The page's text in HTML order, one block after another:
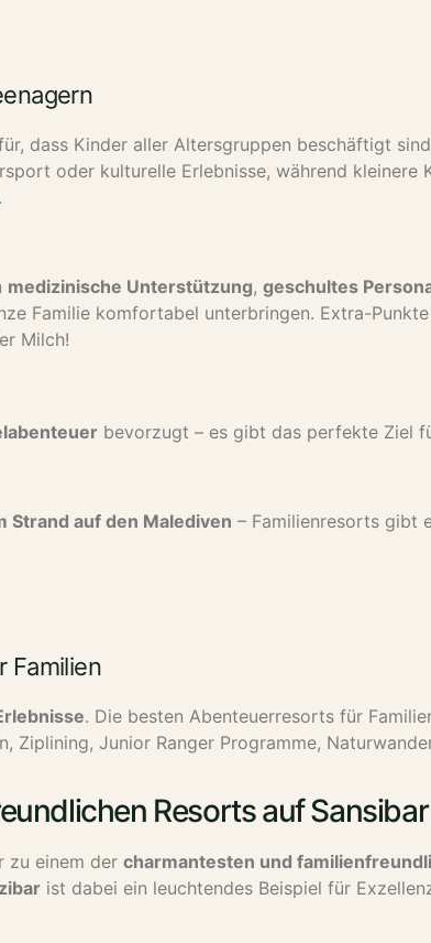
dass Kinder aller Altersgruppen beschäftigt
oder kulturelle Erlebnisse, während kleinere
medizinische Unterstützung, geschultes
Familie komfortabel unterbringen. Extra-
Milch!
bevorzugt – es gibt das perfekte Ziel
Strand auf den Malediven – Familienresorts gibt
Familien
. Die besten Abenteuerresorts für
Ziplining, Junior Ranger Programme,
Resorts auf Sansibar
zu einem der charmantesten und
ist dabei ein leuchtendes Beispiel für